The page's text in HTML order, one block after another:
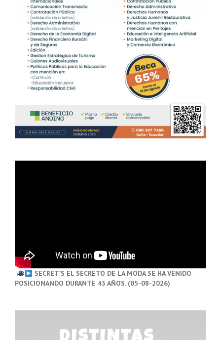
SECRET’S EL SECRETO DE LA MODA SE HA VENIDO
POSICIONANDO DURANTE 43 AÑOS. (05-08-2026)